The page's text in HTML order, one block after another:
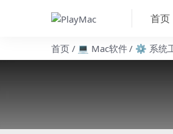
首页
首页 💻 Mac软件 ⚙️ 系统